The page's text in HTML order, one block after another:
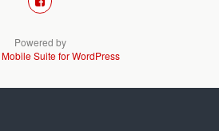
Powered by
Suite for WordPress